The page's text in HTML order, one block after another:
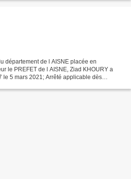
département de l AISNE placée en
le PREFET de l AISNE, Ziad KHOURY a
le 5 mars 2021; Arrêté applicable dès